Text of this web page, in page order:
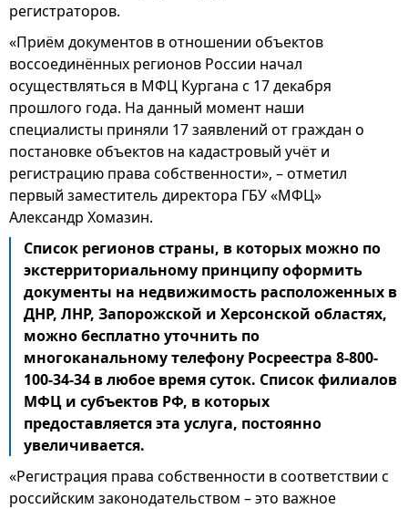
регистраторов.
«Приём документов в отношении объектов
воссоединённых регионов России начал
осуществляться в МФЦ Кургана с 17 декабря
прошлого года. На данный момент наши
специалисты приняли 17 заявлений от граждан о
постановке объектов на кадастровый учёт и
регистрацию права собственности», – отметил
первый заместитель директора ГБУ «МФЦ»
Александр Хомазин.
Список регионов страны, в которых можно по
экстерриториальному принципу оформить
документы на недвижимость расположенных в
ДНР, ЛНР, Запорожской и Херсонской областях,
можно бесплатно уточнить по
многоканальному телефону Росреестра 8-800-
100-34-34 в любое время суток. Список филиалов
МФЦ и субъектов РФ, в которых
предоставляется эта услуга, постоянно
увеличивается.
«Регистрация права собственности в соответствии с
российским законодательством – это важное